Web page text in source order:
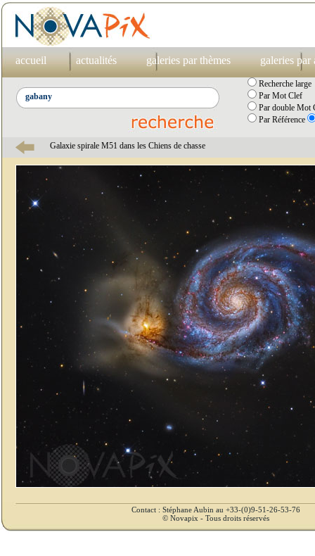
accueil actualités galeries par thèmes galeries par
Recherche large
Par Mot Clef
Par double Mot
Par Référence
Galaxie spirale M51 dans les Chiens de chasse
Contact : Stéphane Aubin au +33-(0)9-51-26-53-76
© Novapix - Tous droits réservés